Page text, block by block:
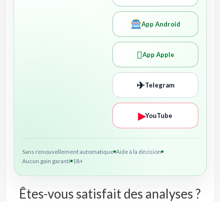
App Android
App Apple
✈Telegram
▶YouTube
Sans renouvellement automatique Aide à la décision
Aucun gain garanti 18+
Êtes-vous satisfait des analyses ?